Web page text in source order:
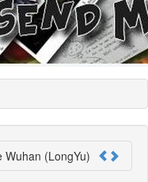
Wuhan (LongYu)